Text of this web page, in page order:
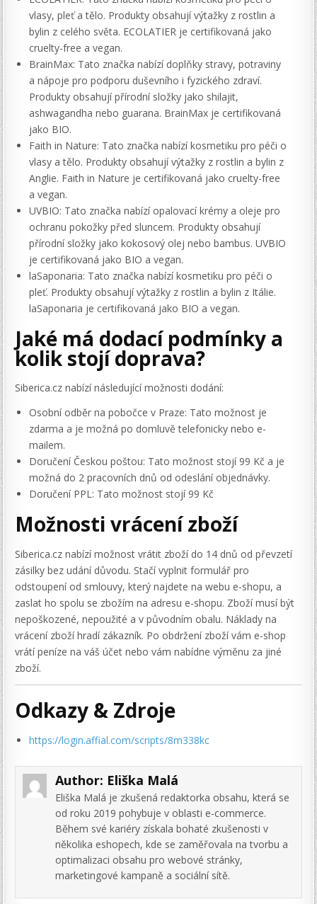
vlasy, pleť a tělo. Produkty obsahují výtažky z rostlin a
bylin z celého světa. ECOLATIER je certifikovaná jako
cruelty-free a vegan.
BrainMax: Tato značka nabízí doplňky stravy, potraviny
a nápoje pro podporu duševního i fyzického zdraví.
Produkty obsahují přírodní složky jako shilajit,
ashwagandha nebo guarana. BrainMax je certifikovaná
jako BIO.
Faith in Nature: Tato značka nabízí kosmetiku pro péči o
vlasy a tělo. Produkty obsahují výtažky z rostlin a bylin z
Anglie. Faith in Nature je certifikovaná jako cruelty-free
a vegan.
UVBIO: Tato značka nabízí opalovací krémy a oleje pro
ochranu pokožky před sluncem. Produkty obsahují
přírodní složky jako kokosový olej nebo bambus. UVBIO
je certifikovaná jako BIO a vegan.
laSaponaria: Tato značka nabízí kosmetiku pro péči o
pleť. Produkty obsahují výtažky z rostlin a bylin z Itálie.
laSaponaria je certifikovaná jako BIO a vegan.
Jaké má dodací podmínky a
kolik stojí doprava?
Siberica.cz nabízí následující možnosti dodání:
Osobní odběr na pobočce v Praze: Tato možnost je
zdarma a je možná po domluvě telefonicky nebo e-
mailem.
Doručení Českou poštou: Tato možnost stojí 99 Kč a je
možná do 2 pracovních dnů od odeslání objednávky.
Doručení PPL: Tato možnost stojí 99 Kč
Možnosti vrácení zboží
Siberica.cz nabízí možnost vrátit zboží do 14 dnů od převzetí
zásilky bez udání důvodu. Stačí vyplnit formulář pro
odstoupení od smlouvy, který najdete na webu e-shopu, a
zaslat ho spolu se zbožím na adresu e-shopu. Zboží musí být
nepoškozené, nepoužité a v původním obalu. Náklady na
vrácení zboží hradí zákazník. Po obdržení zboží vám e-shop
vrátí peníze na váš účet nebo vám nabídne výměnu za jiné
zboží.
Odkazy & Zdroje
https://login.affial.com/scripts/8m338kc
Author: Eliška Malá
Eliška Malá je zkušená redaktorka obsahu, která se
od roku 2019 pohybuje v oblasti e-commerce.
Během své kariéry získala bohaté zkušenosti v
několika eshopech, kde se zaměřovala na tvorbu a
optimalizaci obsahu pro webové stránky,
marketingové kampaně a sociální sítě.